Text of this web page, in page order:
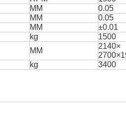
MM
0.05
MM
0.05
MM ±0.01
kg
1500
MM
2140×
2700×
kg 3400